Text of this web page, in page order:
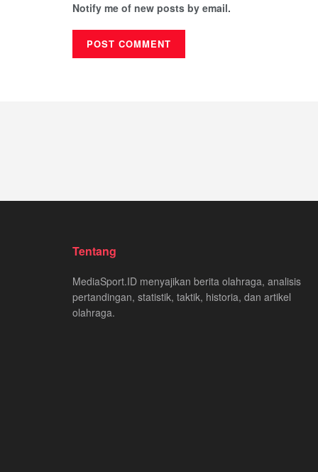
Notify me of new posts by email.
Tentang
MediaSport.ID menyajikan berita olahraga, analisis
pertandingan, statistik, taktik, historia, dan artikel
olahraga.